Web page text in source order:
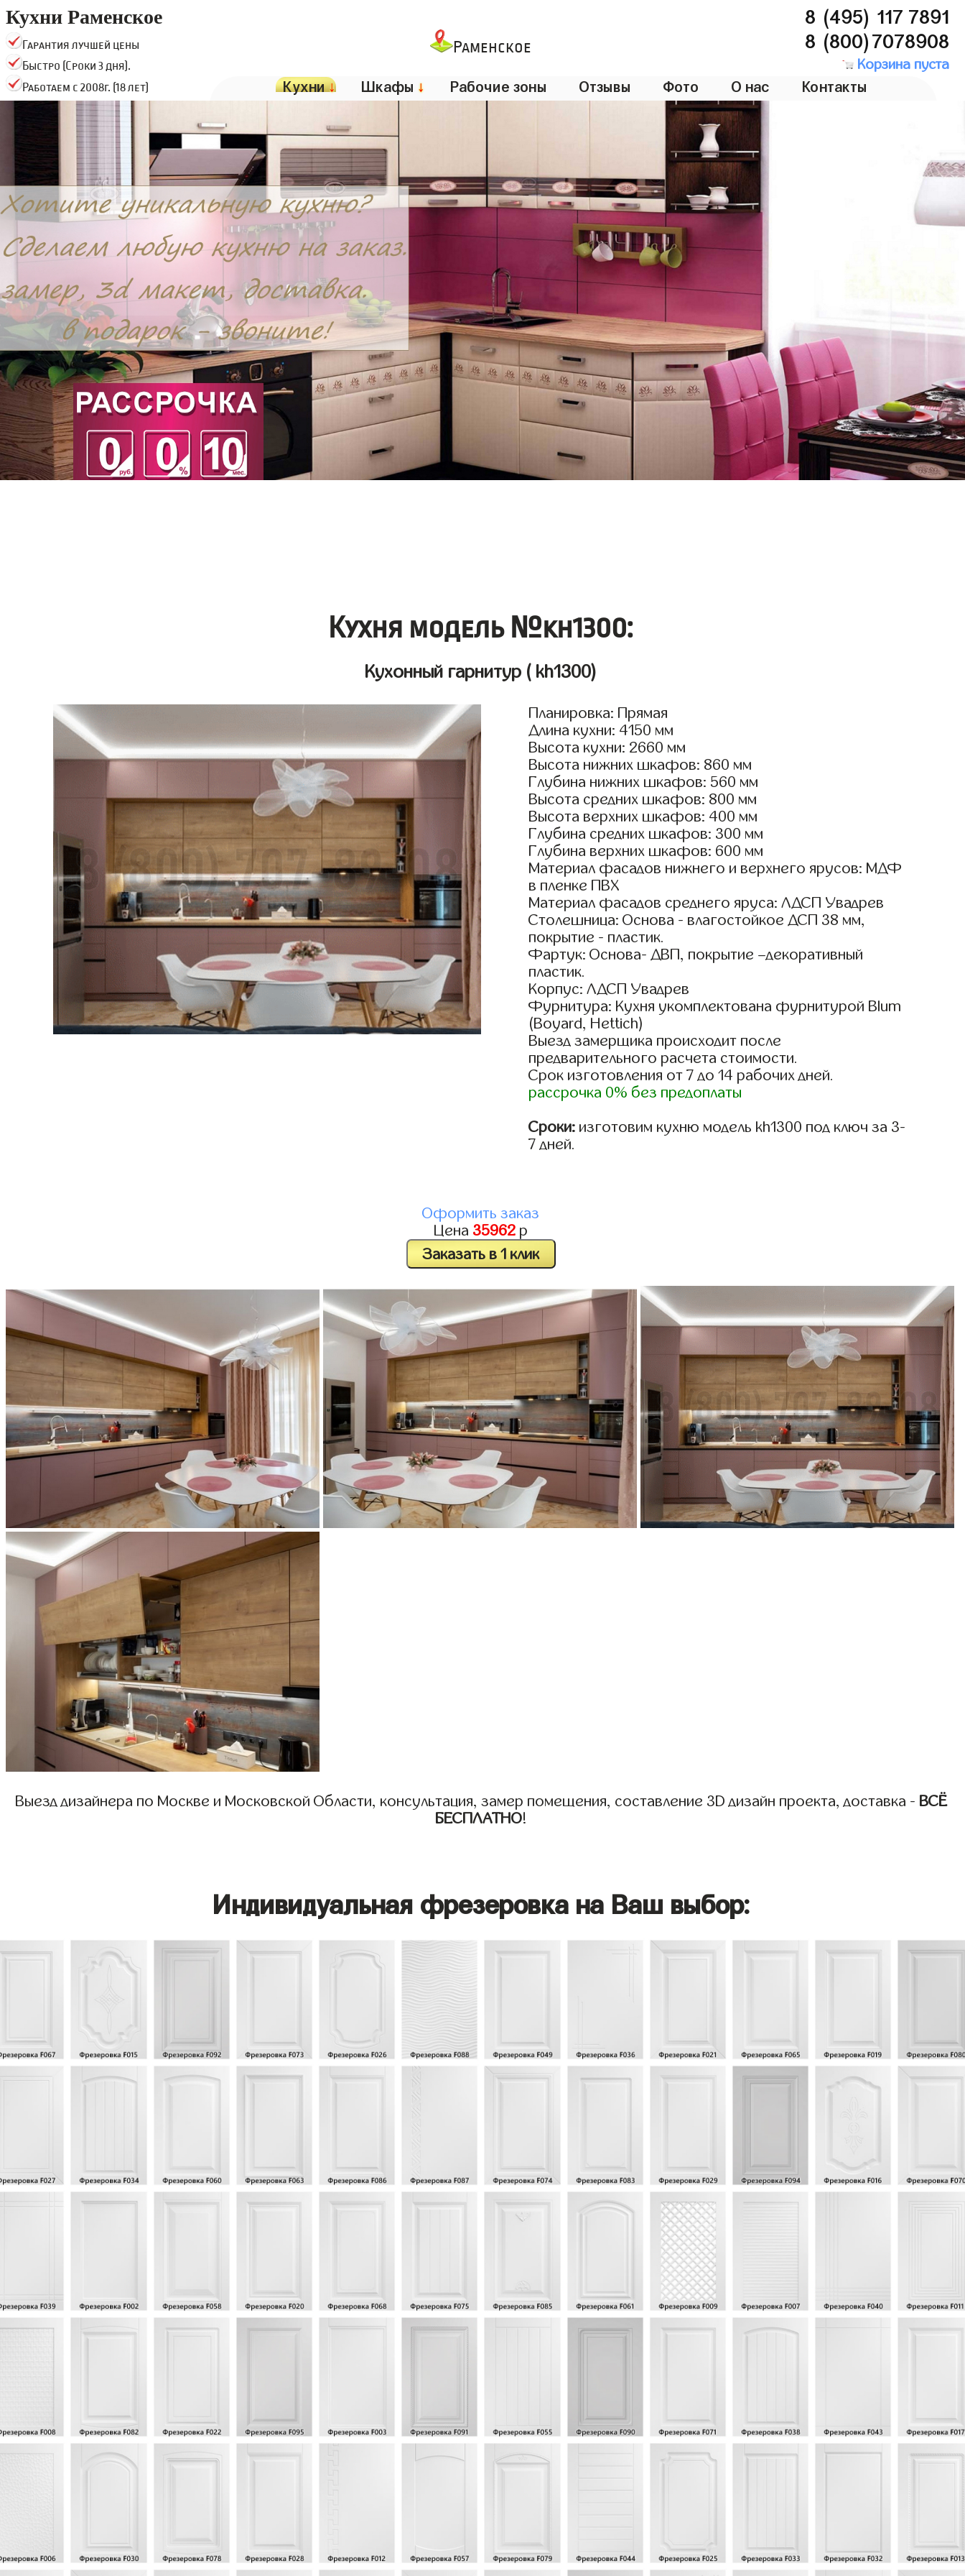
Кухни Раменское
Гарантия лучшей цены
Быстро (Сроки 3 дня).
Работаем с 2008г. (18 лет)
Раменское
8 (495) 117 7891
8 (800)7078908
Корзина пуста
Кухни↓ Шкафы ↓ Рабочие зоны Отзывы Фото О нас Контакты
Кухня модель №kh1300:
Кухонный гарнитур ( kh1300)
Планировка: Прямая
Длина кухни: 4150 мм
Высота кухни: 2660 мм
Высота нижних шкафов: 860 мм
Глубина нижних шкафов: 560 мм
Высота средних шкафов: 800 мм
Высота верхних шкафов: 400 мм
Глубина средних шкафов: 300 мм
Глубина верхних шкафов: 600 мм
Материал фасадов нижнего и верхнего ярусов: МДФ
в пленке ПВХ
Материал фасадов среднего яруса: ЛДСП Увадрев
Столешница: Основа - влагостойкое ДСП 38 мм,
покрытие - пластик.
Фартук: Основа- ДВП, покрытие –декоративный
пластик.
Корпус: ЛДСП Увадрев
Фурнитура: Кухня укомплектована фурнитурой Blum
(Boyard, Hettich)
Выезд замерщика происходит после
предварительного расчета стоимости.
Срок изготовления от 7 до 14 рабочих дней.
рассрочка 0% без предоплаты
Сроки: изготовим кухню модель kh1300 под ключ за 3-
7 дней.
Оформить заказ
Цена 35962 р
Заказать в 1 клик
Выезд дизайнера по Москве и Московской Области, консультация, замер помещения, составление 3D дизайн проекта, доставка - ВСЁ
БЕСПЛАТНО!
Индивидуальная фрезеровка на Ваш выбор: